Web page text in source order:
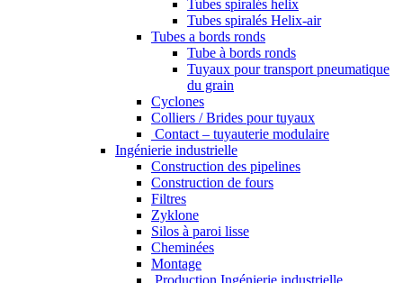
Tubes spiralés helix
Tubes spiralés Helix-air
Tubes a bords ronds
Tube à bords ronds
Tuyaux pour transport pneumatique
du grain
Cyclones
Colliers / Brides pour tuyaux
Contact – tuyauterie modulaire
Ingénierie industrielle
Construction des pipelines
Construction de fours
Filtres
Zyklone
Silos à paroi lisse
Cheminées
Montage
Production Ingénierie industrielle